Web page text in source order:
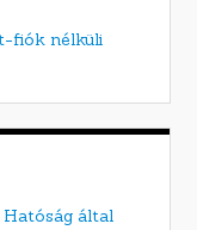
fiók nélküli
által